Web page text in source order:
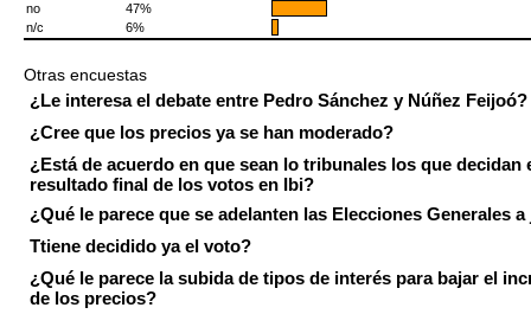
no
47%
n/c
6%
Otras encuestas
¿Le interesa el debate entre Pedro Sánchez y Núñez Feijoó?
¿Cree que los precios ya se han moderado?
¿Está de acuerdo en que sean lo tribunales los que decidan
resultado final de los votos en Ibi?
¿Qué le parece que se adelanten las Elecciones Generales
Ttiene decidido ya el voto?
¿Qué le parece la subida de tipos de interés para bajar el
de los precios?